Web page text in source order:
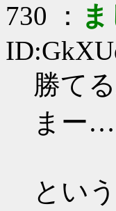
730 ： ま
勝て
まー…
とい